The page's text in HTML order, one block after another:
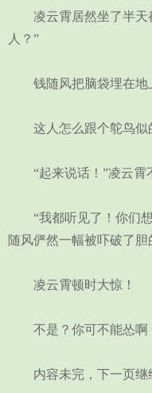
凌云霄居然坐了半天
人？”
钱随风把脑袋埋在地
这人怎么跟个鸵鸟似
“起来说话！”凌云霄
“我都听见了！你们想
随风俨然一幅被吓破了胆
凌云霄顿时大惊！
不是？你可不能怂啊
内容未完，下一页继